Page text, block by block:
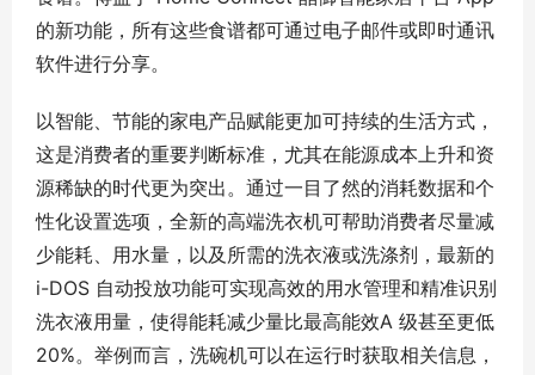
的新功能，所有这些食谱都可通过电子邮件或即时通讯
软件进行分享。
以智能、节能的家电产品赋能更加可持续的生活方式，
这是消费者的重要判断标准，尤其在能源成本上升和资
源稀缺的时代更为突出。通过一目了然的消耗数据和个
性化设置选项，全新的高端洗衣机可帮助消费者尽量减
少能耗、用水量，以及所需的洗衣液或洗涤剂，最新的
i-DOS 自动投放功能可实现高效的用水管理和精准识别
洗衣液用量，使得能耗减少量比最高能效A 级甚至更低
20%。举例而言，洗碗机可以在运行时获取相关信息，